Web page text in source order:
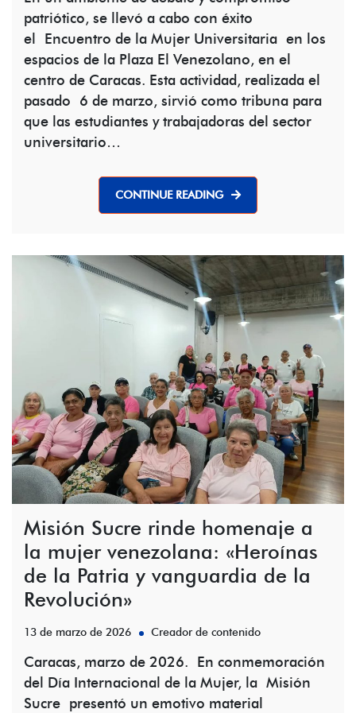
patriótico, se llevó a cabo con éxito
el Encuentro de la Mujer Universitaria en los
espacios de la Plaza El Venezolano, en el
centro de Caracas. Esta actividad, realizada el
pasado 6 de marzo, sirvió como tribuna para
que las estudiantes y trabajadoras del sector
universitario…
CONTINUE READING
Misión Sucre rinde homenaje a
la mujer venezolana: «Heroínas
de la Patria y vanguardia de la
Revolución»
13 de marzo de 2026 Creador de contenido
Caracas, marzo de 2026. En conmemoración
del Día Internacional de la Mujer, la Misión
Sucre presentó un emotivo material